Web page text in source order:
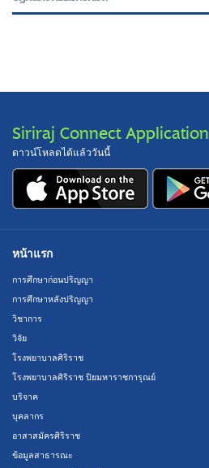
Siriraj Connect Application
ดาวน์โหลดได้แล้ววันนี้
หน้าแรก
การศึกษาก่อนปริญญา
การศึกษาหลังปริญญา
วิชาการ
วิจัย
โรงพยาบาลศิริราช
โรงพยาบาลศิริราช ปิยมหาราชการุณย์
บริจาค
บุคลากร
อาสาสมัครศิริราช
ข้อมูลสาธารณะ